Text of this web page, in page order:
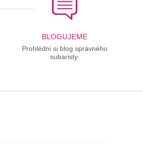
BLOGUJEME
Prohlédni si blog správného
subaristy.